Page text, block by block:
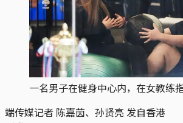
一名男子在健身中心内，在女教练
端传媒记者 陈嘉茵、孙贤亮 发自香港